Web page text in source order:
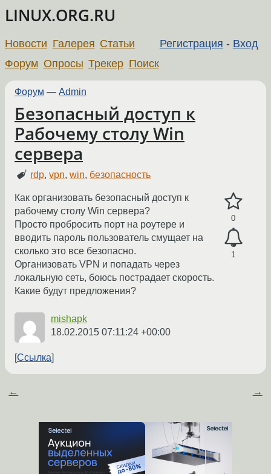
LINUX.ORG.RU
Регистрация - Вход
Новости Галерея Статьи
Форум Опросы Трекер Поиск
Форум — Admin
Безопасный доступ к
Рабочему столу Win
сервера
rdp,vpn,win, безопасность
0
1
Как организовать безопасный доступ к
рабочему столу Win сервера?
Просто пробросить порт на роутере и
вводить пароль пользователь смущает на
сколько это все безопасно.
Организовать VPN и попадать через
локальную сеть, боюсь пострадает скорость.
Какие будут предложения?
mishapk
18.02.2015 07:11:24 +00:00
Ссылка
← →